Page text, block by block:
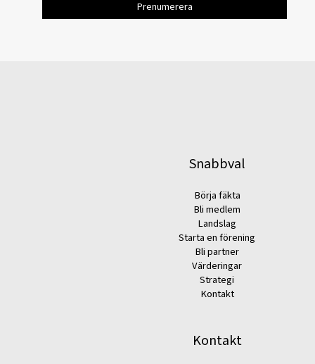
Snabbval
Börja fäkta
Bli medlem
Landslag
Starta en förening
Bli partner
Värderingar
Strategi
Kontakt
Kontakt